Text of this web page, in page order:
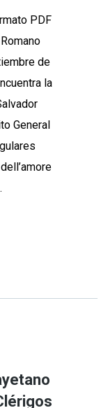
PDF
de
la
General